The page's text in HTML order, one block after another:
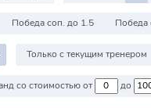
Победа соп. до 1.5
Только с текущим тренером
Против команд со стоимостью от до